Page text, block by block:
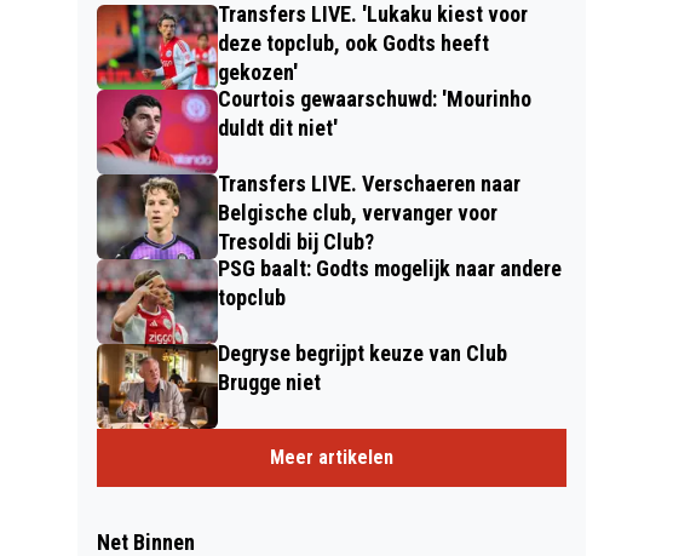
Transfers LIVE. 'Lukaku kiest voor
deze topclub, ook Godts heeft
gekozen'
Courtois gewaarschuwd: 'Mourinho
duldt dit niet'
Transfers LIVE. Verschaeren naar
Belgische club, vervanger voor
Tresoldi bij Club?
PSG baalt: Godts mogelijk naar andere
topclub
Degryse begrijpt keuze van Club
Brugge niet
Meer artikelen
Net Binnen